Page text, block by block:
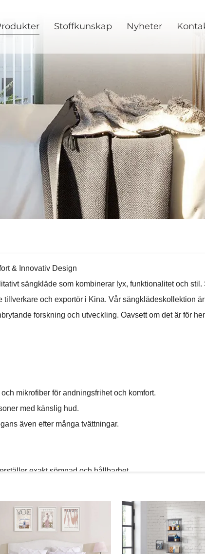
Stoffkunskap Nyheter
& Innovativ Design
sängkläde som kombinerar lyx, funktionalitet och
och exportör i Kina. Vår sängklädeskollektion
forskning och utveckling. Oavsett om det är för
mikrofiber för andningsfrihet och komfort.
med känslig hud.
även efter många tvättningar.
exakt sömnad och hållbarhet.
noll defekter.
året runt.